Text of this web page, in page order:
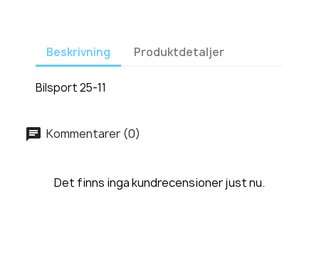
Beskrivning Produktdetaljer
Bilsport 25-11
Kommentarer (0)
Det finns inga kundrecensioner just nu.